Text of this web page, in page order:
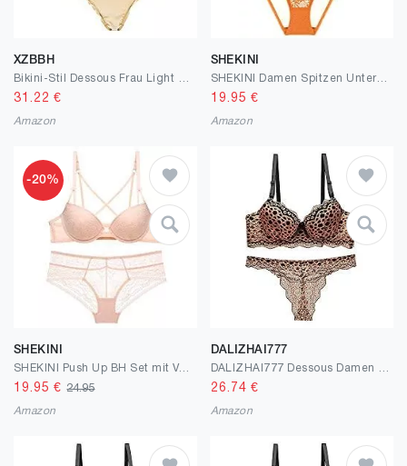
XZBBH
31.22 €
Amazon
SHEKINI
SHEKINI Damen Spitzen Unterwäsche Set Leichte BH Set Bralette Gepolstert Ohne Bügel und Transparente Slip Nicht Abnehmbarer Bra Hipsters mit Hakenverschluss und Verstellbare Träger
19.95 €
Amazon
-20%
SHEKINI
SHEKINI Push Up BH Set mit Verschluss vorne, Damen Bügel BH Set Spitze BH und Slip Nicht Abnehmbarer Bra Panty Lingerie Unterwäsche Dessous Set mit Verstellbare Träger
19.95 €24.95
Amazon
DALIZHAI777
26.74 €
Amazon